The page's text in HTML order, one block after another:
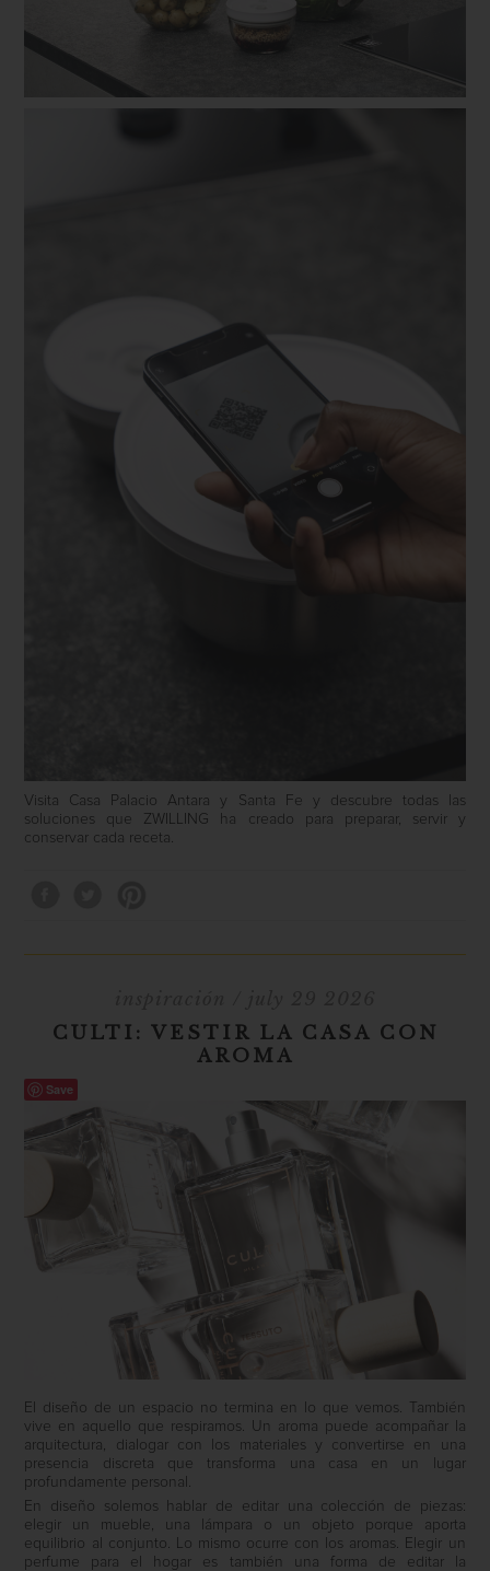
Visita Casa Palacio Antara y Santa Fe y descubre todas las
soluciones que ZWILLING ha creado para preparar, servir y
conservar cada receta.
CULTI: VESTIR LA CASA CON
AROMA
Save
El diseño de un espacio no termina en lo que vemos. También
vive en aquello que respiramos. Un aroma puede acompañar la
arquitectura, dialogar con los materiales y convertirse en una
presencia discreta que transforma una casa en un lugar
profundamente personal.
En diseño solemos hablar de editar una colección de piezas:
elegir un mueble, una lámpara o un objeto porque aporta
equilibrio al conjunto. Lo mismo ocurre con los aromas. Elegir un
perfume para el hogar es también una forma de editar la